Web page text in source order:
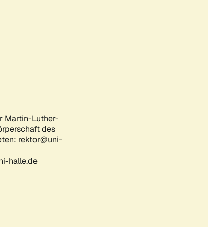
Martin-Luther-
des
rektor@uni-
halle.de